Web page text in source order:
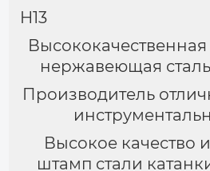
H13
нержавеющая
Производитель
Высокое качество
штамп стали